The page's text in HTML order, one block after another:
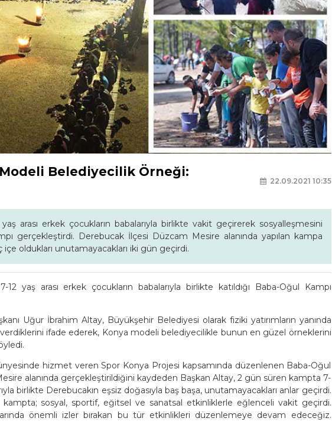
Belediyecilik Örneği:
22.09.2021 10:35
arası erkek çocukların babalarıyla birlikte vakit geçirerek sosyalleşmesini
gerçekleştirdi. Derebucak İlçesi Düzcam Mesire alanında yapılan kampa
içe oldukları unutamayacakları iki gün geçirdi.
yaş arası erkek çocukların babalarıyla birlikte katıldığı Baba-Oğul Kampı
Uğur İbrahim Altay, Büyükşehir Belediyesi olarak fiziki yatırımların yanında
ifade ederek, Konya modeli belediyecilikle bunun en güzel örneklerini
hizmet veren Spor Konya Projesi kapsamında düzenlenen Baba-Oğul
alanında gerçekleştirildiğini kaydeden Başkan Altay, 2 gün süren kampta 7-
birlikte Derebucakın eşsiz doğasıyla baş başa, unutamayacakları anlar geçirdi.
kampta; sosyal, sportif, eğitsel ve sanatsal etkinliklerle eğlenceli vakit geçirdi.
önemli izler bırakan bu tür etkinlikleri düzenlemeye devam edeceğiz.